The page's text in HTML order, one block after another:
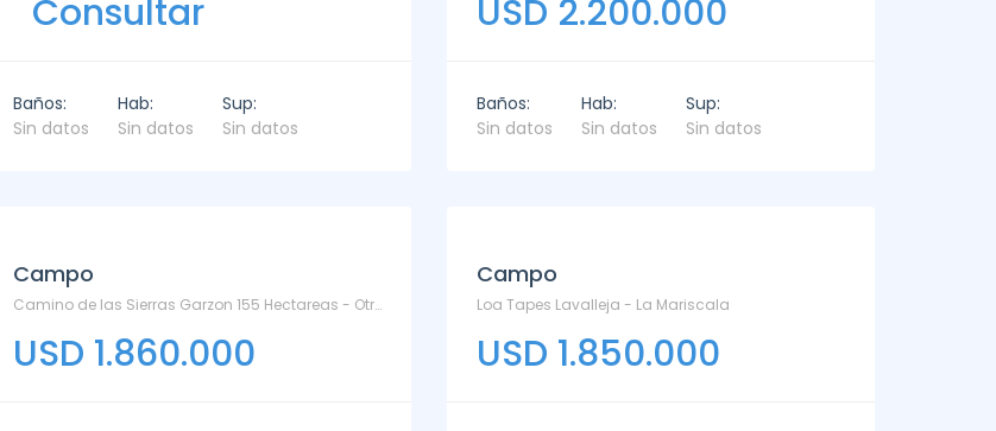
Consultar
Baños:
Sin datos
Hab:
Sin datos
Sup:
Sin datos
USD 2.200.000
Baños:
Sin datos
Hab:
Sin datos
Sup:
Sin datos
Campo
Camino de las Sierras Garzon 155 Hectareas - Otras
USD 1.860.000
Campo
Loa Tapes Lavalleja - La Mariscala
USD 1.850.000